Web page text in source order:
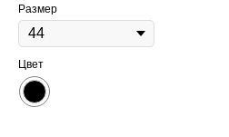
Размер
Цвет